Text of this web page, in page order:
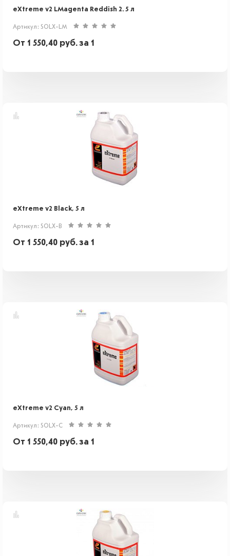
eXtreme v2 LMagenta Reddish 2. 5 л
Артикул: SOLX-LM
От 1 550,40 руб.за 1
eXtreme v2 Black, 5 л
Артикул: SOLX-B
От 1 550,40 руб.за 1
eXtreme v2 Cyan, 5 л
Артикул: SOLX-C
От 1 550,40 руб.за 1